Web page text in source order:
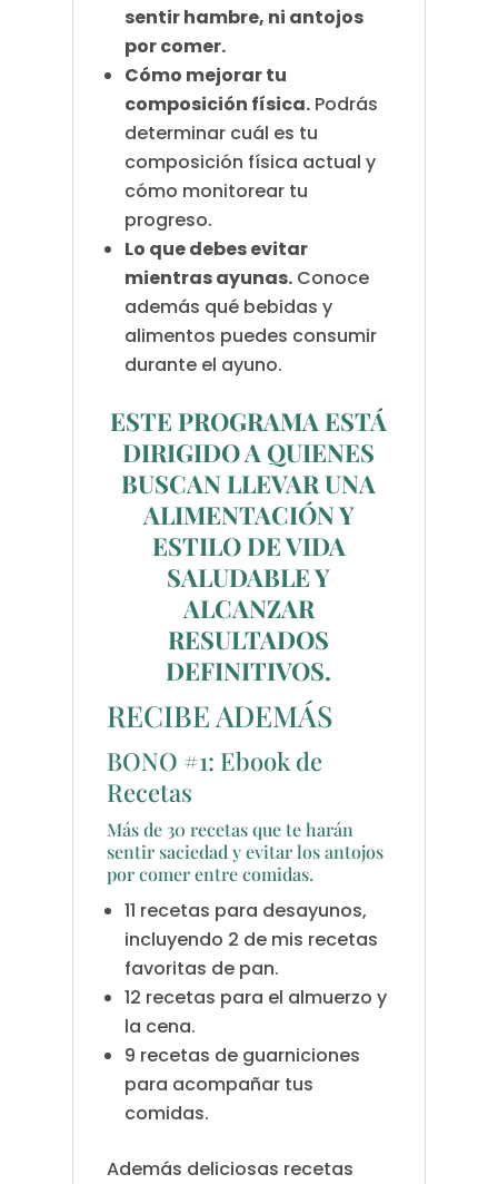
sentir hambre, ni antojos
por comer.
Cómo mejorar tu
composición física.Podrás
determinar cuál es tu
composición física actual y
cómo monitorear tu
progreso.
Lo que debes evitar
mientras ayunas.Conoce
además qué bebidas y
alimentos puedes consumir
durante el ayuno.
ESTE PROGRAMA ESTÁ
DIRIGIDO A QUIENES
BUSCAN LLEVAR UNA
ALIMENTACIÓN Y
ESTILO DE VIDA
SALUDABLE Y
ALCANZAR
RESULTADOS
DEFINITIVOS.
RECIBE ADEMÁS
BONO #1: Ebook de
Recetas
Más de 30 recetas que te harán
sentir saciedad y evitar los antojos
por comer entre comidas.
11 recetas para desayunos,
incluyendo 2 de mis recetas
favoritas de pan.
12 recetas para el almuerzo y
la cena.
9 recetas de guarniciones
para acompañar tus
comidas.
Además deliciosas recetas